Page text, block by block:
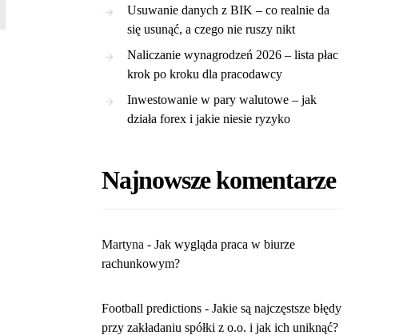
Usuwanie danych z BIK – co realnie da
się usunąć, a czego nie ruszy nikt
Naliczanie wynagrodzeń 2026 – lista płac
krok po kroku dla pracodawcy
Inwestowanie w pary walutowe – jak
działa forex i jakie niesie ryzyko
Najnowsze komentarze
Martyna - ​Jak wygląda praca w biurze
rachunkowym?
Football predictions - Jakie są najczęstsze błędy
przy zakładaniu spółki z o.o. i jak ich uniknąć?